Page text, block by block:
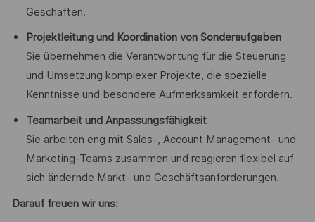
Geschäften.
Projektleitung und Koordination von Sonderaufgaben
Sie übernehmen die Verantwortung für die Steuerung
und Umsetzung komplexer Projekte, die spezielle
Kenntnisse und besondere Aufmerksamkeit erfordern.
Teamarbeit und Anpassungsfähigkeit
Sie arbeiten eng mit Sales-, Account Management- und
Marketing-Teams zusammen und reagieren flexibel auf
sich ändernde Markt- und Geschäftsanforderungen.
Darauf freuen wir uns: